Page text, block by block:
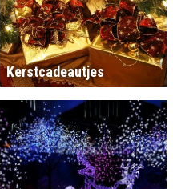
Kerstcadeautjes